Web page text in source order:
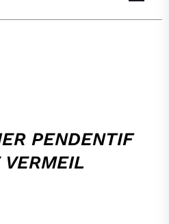
PENDENTIF
VERMEIL